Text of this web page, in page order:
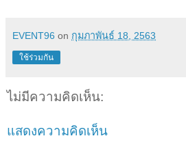
EVENT96 on กุมภาพันธ์ 18, 2563
ใช้ร่วมกัน
ไม่มีความคิดเห็น:
แสดงความคิดเห็น